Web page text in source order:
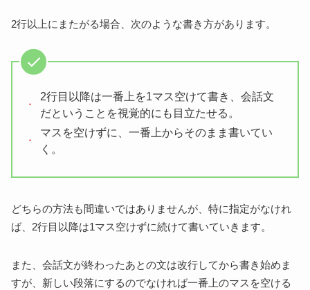
2行以上にまたがる場合、次のような書き方があります。
2行目以降は一番上を1マス空けて書き、会話文
だということを視覚的にも目立たせる。
マスを空けずに、一番上からそのまま書いてい
く。
どちらの方法も間違いではありませんが、特に指定がなけれ
ば、2行目以降は1マス空けずに続けて書いていきます。
また、会話文が終わったあとの文は改行してから書き始めま
すが、新しい段落にするのでなければ一番上のマスを空ける